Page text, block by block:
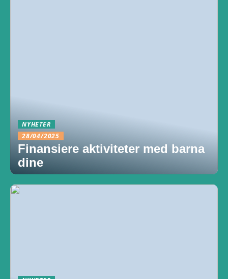
NYHETER
28/04/2025
Finansiere aktiviteter med barna
dine